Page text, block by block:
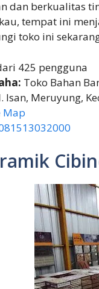
dan berkualitas
tempat ini
toko ini
425 pengguna
Toko Bahan
Isan, Meruyung,
Map